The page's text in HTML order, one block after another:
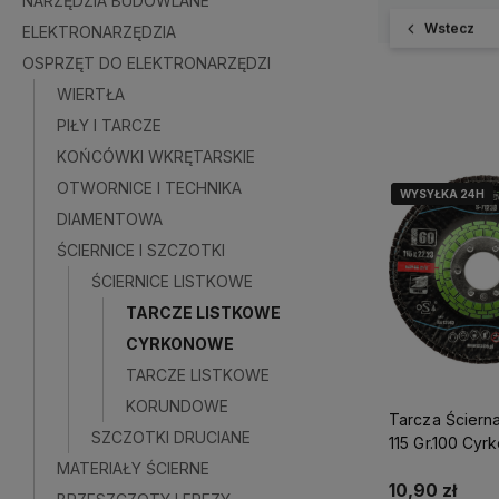
ELEKTRONARZĘDZIA
OSPRZĘT DO ELEKTRONARZĘDZI
WIERTŁA
PIŁY I TARCZE
KOŃCÓWKI WKRĘTARSKIE
OTWORNICE I TECHNIKA
DIAMENTOWA
ŚCIERNICE I SZCZOTKI
ŚCIERNICE LISTKOWE
TARCZE LISTKOWE
CYRKONOWE
TARCZE LISTKOWE
KORUNDOWE
SZCZOTKI DRUCIANE
MATERIAŁY ŚCIERNE
Wstecz
WYSYŁKA 24H
WYSYŁKA 24H
Tarcza
115 Gr.100
10,90 zł